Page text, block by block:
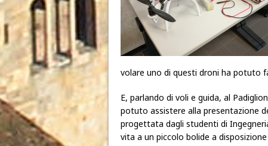
volare uno di questi droni ha potuto
E, parlando di voli e guida, al
potuto assistere alla presentazione
progettata dagli studenti di
vita a un piccolo bolide a